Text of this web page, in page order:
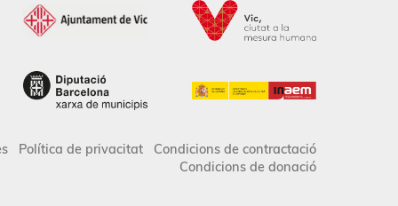
Política de privacitat
Condicions de contractació
Condicions de donació